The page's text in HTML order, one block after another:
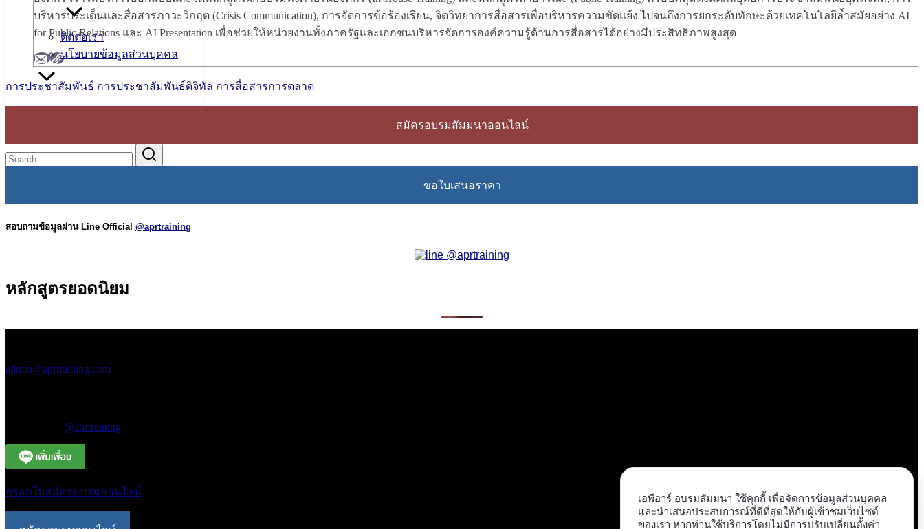
ติดต่อเรา
นโยบายข้อมูลส่วนบุคคล
บริหารประเด็นและสื่อสารภาวะวิกฤต (Crisis Communication), การจัดการข้อร้องเรียน, จิตวิทยาการสื่อสารเพื่อบริหารความขัดแย้ง ไปจนถึงการยกระดับทักษะด้วยเทคโนโลยีล้ำสมัยอย่าง AI
for Public Relations และ AI Presentation เพื่อช่วยให้หน่วยงานทั้งภาครัฐและเอกชนบริหารจัดการองค์ความรู้ด้านการสื่อสารได้อย่างมีประสิทธิภาพสูงสุด
การประชาสัมพันธ์ การประชาสัมพันธ์ดิจิทัล การสื่อสารการตลาด
สมัครอบรมสัมมนาออนไลน์
for:
ขอใบเสนอราคา
สอบถามข้อมูลผ่าน Line Official @aprtraining
หลักสูตรยอดนิยม
admin@aprtraining.com
@aprtraining
กรอกใบสมัครอบรมออนไลน์
เอพีอาร์ อบรมสัมมนา ใช้คุกกี้ เพื่อจัดการข้อมูลส่วนบุคคล
และนำเสนอประสบการณ์ที่ดีที่สุดให้กับผู้เข้าชมเว็บไซต์
ของเรา หากท่านใช้บริการโดยไม่มีการปรับเปลี่ยนตั้งค่า